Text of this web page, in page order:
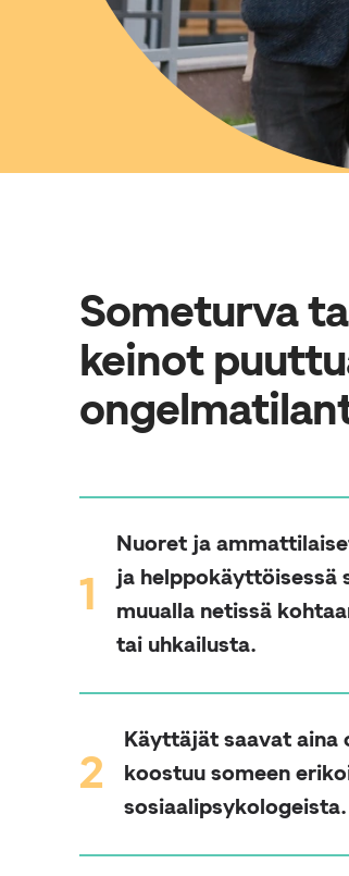
Someturva
keinot
1
Nuoret ja
ja helppokäyttöisessä
muualla netissä
tai uhkailusta.
2
Käyttäjät saavat aina
koostuu someen
sosiaalipsykologeista.